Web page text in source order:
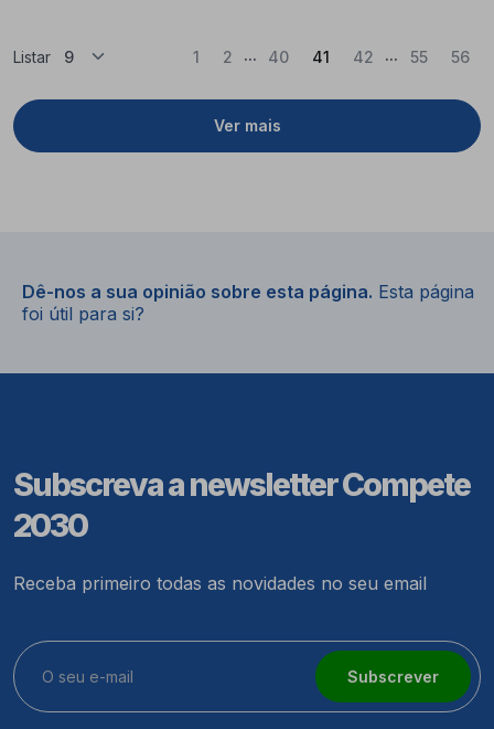
Listar
Ver mais
1 2 ... 40 41 (Atual)
42 ... 55 56
Dê-nos a sua opinião sobre esta página. Esta página
foi útil para si?
Subscreva a newsletter Compete
2030
Receba primeiro todas as novidades no seu email
Subscrever